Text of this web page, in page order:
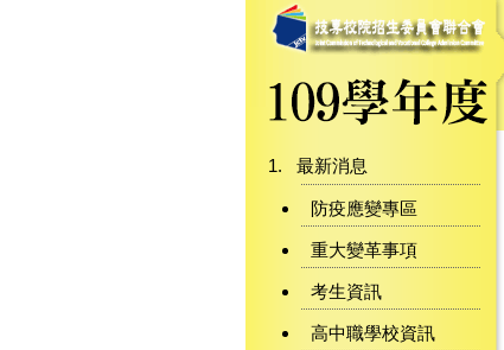
最新消息
防疫應變專區
重大變革事項
考生資訊
高中職學校資訊